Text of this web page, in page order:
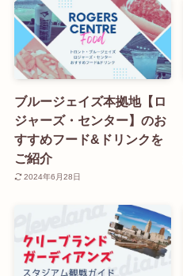
ブルージェイズ本拠地【ロ
ジャーズ・センター】のお
すすめフード&ドリンクを
ご紹介
2024年6月28日